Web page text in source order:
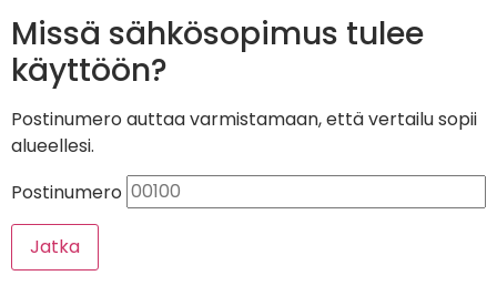
Missä sähkösopimus tulee
käyttöön?
Postinumero auttaa varmistamaan, että vertailu sopii
alueellesi.
Postinumero
Jatka